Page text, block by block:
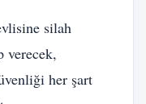
silah
verecek,
her şart